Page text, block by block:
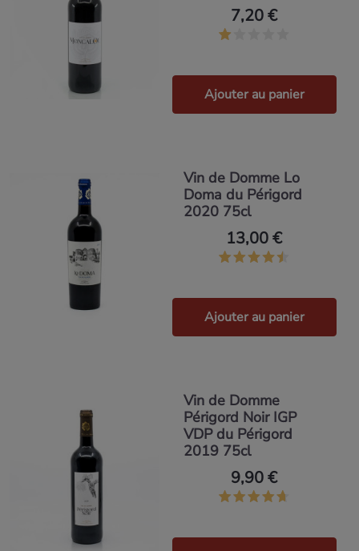
7,20 €
Ajouter au panier
Vin de Domme Lo
Doma du Périgord
2020 75cl
13,00 €
Ajouter au panier
Vin de Domme
Périgord Noir IGP
VDP du Périgord
2019 75cl
9,90 €